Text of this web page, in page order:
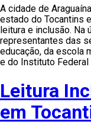
A cidade de
estado do Tocantins
leitura e inclusão.
representantes das
educação, da escola
e do Instituto Federal
Leitura
em